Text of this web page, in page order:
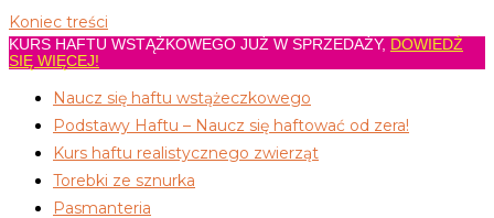
Koniec treści
KURS HAFTU WSTĄŻKOWEGO JUŻ W SPRZEDAŻY, DOWIEDŹ
SIĘ WIĘCEJ!
Naucz się haftu wstążeczkowego
Podstawy Haftu – Naucz się haftować od zera!
Kurs haftu realistycznego zwierząt
Torebki ze sznurka
Pasmanteria